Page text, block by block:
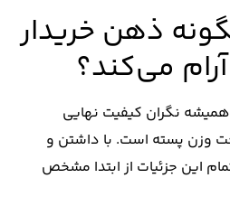
ذهن خریدار
می‌کند؟
همیشه نگران کیفیت نهایی
وزن پسته است. با داشتن و
این جزئیات از ابتدا مشخص